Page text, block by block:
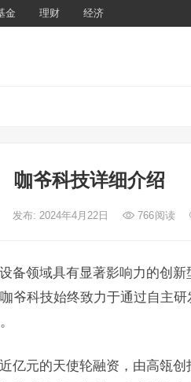
金 理财 经济
咖爷科技详细介绍
发布: 2024年4月22日 766阅读
备领域具有显著影响力的创
爷科技始终致力于通过自主
亿元的天使轮融资，由高瓴